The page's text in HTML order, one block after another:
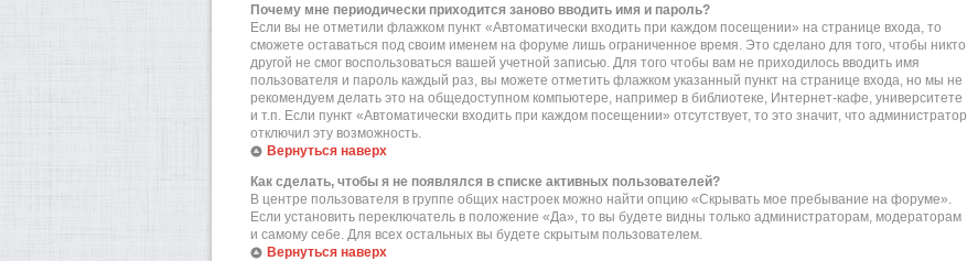
Почему мне периодически приходится заново вводить имя и пароль?
Если вы не отметили флажком пункт «Автоматически входить при каждом посещении» на странице входа, то
сможете оставаться под своим именем на форуме лишь ограниченное время. Это сделано для того, чтобы никто
другой не смог воспользоваться вашей учетной записью. Для того чтобы вам не приходилось вводить имя
пользователя и пароль каждый раз, вы можете отметить флажком указанный пункт на странице входа, но мы не
рекомендуем делать это на общедоступном компьютере, например в библиотеке, Интернет-кафе, университете
и т.п. Если пункт «Автоматически входить при каждом посещении» отсутствует, то это значит, что администратор
отключил эту возможность.
Вернуться наверх
Как сделать, чтобы я не появлялся в списке активных пользователей?
В центре пользователя в группе общих настроек можно найти опцию «Скрывать мое пребывание на форуме».
Если установить переключатель в положение «Да», то вы будете видны только администраторам, модераторам
и самому себе. Для всех остальных вы будете скрытым пользователем.
Вернуться наверх